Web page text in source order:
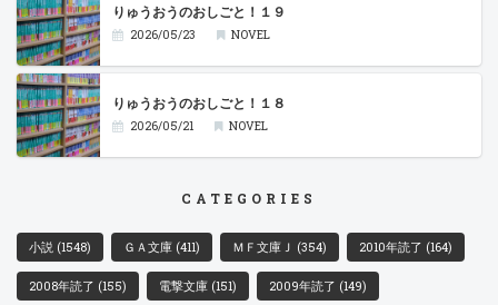
りゅうおうのおしごと！１９
2026/05/23 NOVEL
りゅうおうのおしごと！１８
2026/05/21 NOVEL
CATEGORIES
小説 (1548) ＧＡ文庫 (411) ＭＦ文庫Ｊ (354) 2010年読了 (164)
2008年読了 (155) 電撃文庫 (151) 2009年読了 (149)